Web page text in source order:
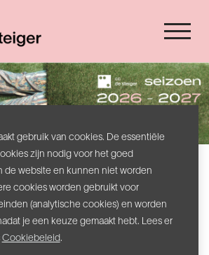
gebruik van cookies. De essentiële
zijn nodig voor het goed
de website en kunnen niet worden
cookies worden gebruikt voor
(analytische cookies) en worden
je een keuze gemaakt hebt. Lees er
Cookiebeleid.